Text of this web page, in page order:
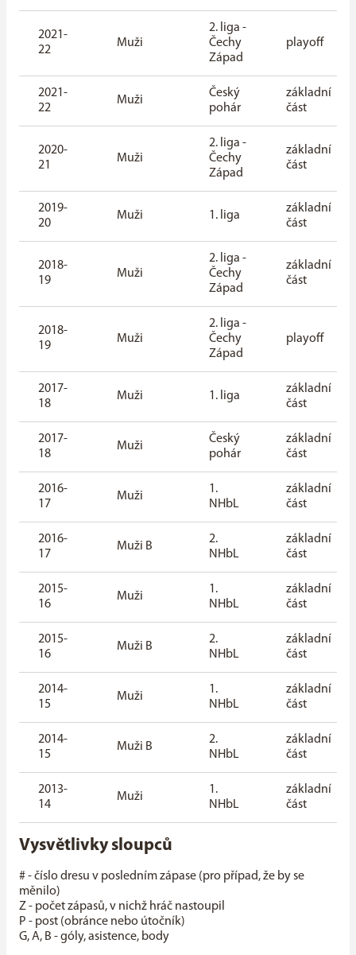
2021-
22
Muži
2. liga -
Čechy
Západ
playoff
2021-
22
Muži
Český
pohár
základní
část
2020-
21
Muži
2. liga -
Čechy
Západ
základní
část
2019-
20
Muži 1. liga
základní
část
2018-
19
Muži
2. liga -
Čechy
Západ
základní
část
2018-
19
Muži
2. liga -
Čechy
Západ
playoff
2017-
18
Muži 1. liga
základní
část
2017-
18
Muži
Český
pohár
základní
část
2016-
17
Muži
1.
NHbL
základní
část
2016-
17
Muži B
2.
NHbL
základní
část
2015-
16
Muži
1.
NHbL
základní
část
2015-
16
Muži B
2.
NHbL
základní
část
2014-
15
Muži
1.
NHbL
základní
část
2014-
15
Muži B
2.
NHbL
základní
část
2013-
14
Muži
1.
NHbL
základní
část
Vysvětlivky sloupců
# - číslo dresu v posledním zápase (pro případ, že by se
měnilo)
Z - počet zápasů, v nichž hráč nastoupil
P - post (obránce nebo útočník)
G, A, B - góly, asistence, body